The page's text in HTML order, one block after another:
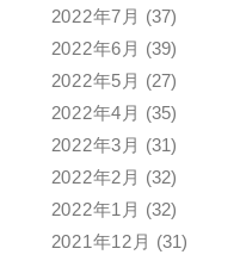
2022年7月 (37)
2022年6月 (39)
2022年5月 (27)
2022年4月 (35)
2022年3月 (31)
2022年2月 (32)
2022年1月 (32)
2021年12月 (31)